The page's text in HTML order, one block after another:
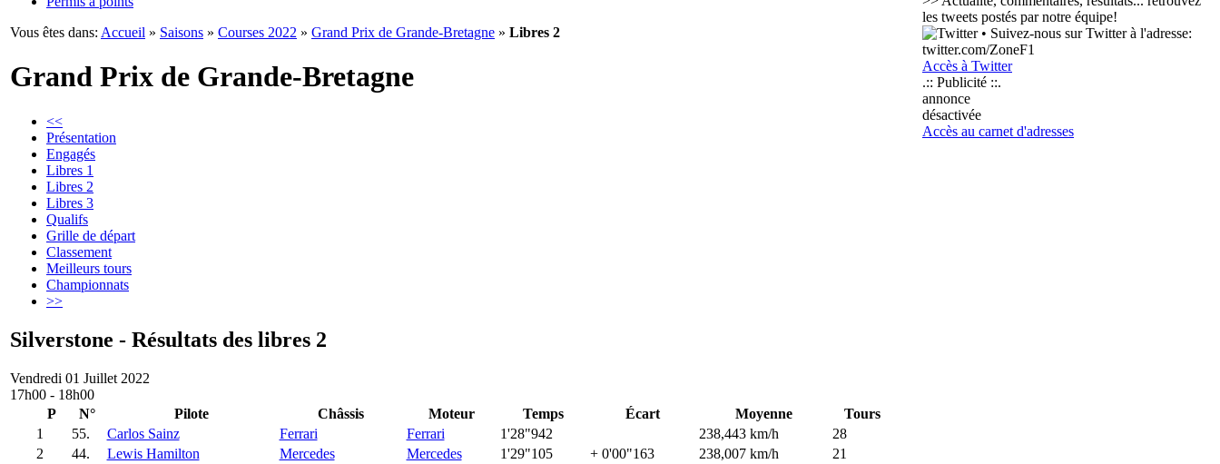
Vous êtes dans: Accueil » Saisons » Courses 2022 » Grand Prix de Grande-Bretagne » Libres 2
Grand Prix de Grande-Bretagne
<<
Présentation
Engagés
Libres 1
Libres 2
Libres 3
Qualifs
Grille de départ
Classement
Meilleurs tours
Championnats
>>
Silverstone - Résultats des libres 2
Vendredi 01 Juillet 2022
17h00 - 18h00
P
N° Pilote Châssis Moteur Temps Écart Moyenne
Tours
1
55. Carlos Sainz Ferrari Ferrari 1'28"942 238,443 km/h
28
2
44. Lewis Hamilton Mercedes Mercedes 1'29"105 + 0'00"163 238,007 km/h
21
les tweets postés par notre équipe!
• Suivez-nous sur Twitter à l'adresse:
twitter.com/ZoneF1
Accès à Twitter
.:: Publicité ::.
annonce
désactivée
Accès au carnet d'adresses